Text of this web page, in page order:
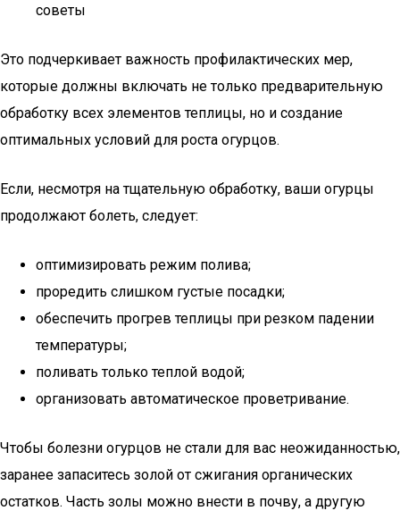
советы
Это подчеркивает важность профилактических мер,
которые должны включать не только предварительную
обработку всех элементов теплицы, но и создание
оптимальных условий для роста огурцов.
Если, несмотря на тщательную обработку, ваши огурцы
продолжают болеть, следует:
оптимизировать режим полива;
проредить слишком густые посадки;
обеспечить прогрев теплицы при резком падении
температуры;
поливать только теплой водой;
организовать автоматическое проветривание.
Чтобы болезни огурцов не стали для вас неожиданностью,
заранее запаситесь золой от сжигания органических
остатков. Часть золы можно внести в почву, а другую